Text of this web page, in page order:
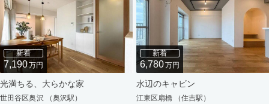
新着
7,190万円
光満ちる、大らかな家
世田谷区奥沢 （奥沢駅）
新着
6,780万円
水辺のキャビン
江東区扇橋 （住吉駅）